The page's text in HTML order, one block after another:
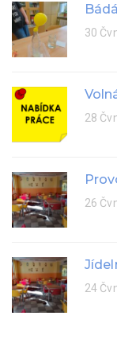
30
28
26
24